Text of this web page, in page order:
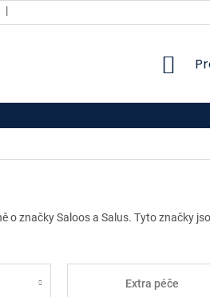
o značky Saloos a Salus. Tyto značky
Extra péče